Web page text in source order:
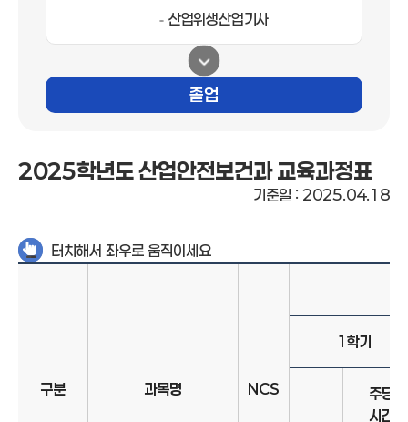
산업위생산업기사
졸업
2025학년도 산업안전보건과 교육과정표
기준일 : 2025.04.18
터치해서 좌우로 움직이세요
구분 과목명 NCS
1학기
주당
시간